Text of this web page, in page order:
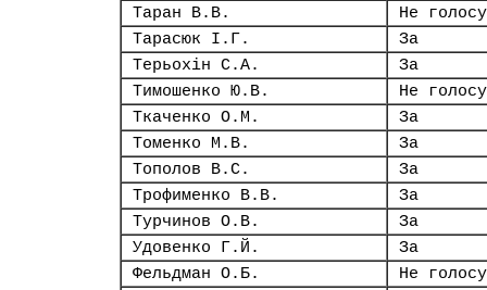
Таран В.В.
Не
Тарасюк І.Г.
За
Терьохін С.А.
За
Тимошенко Ю.В.
Не
Ткаченко О.М.
За
Томенко М.В.
За
Тополов В.С.
За
Трофименко В.В.
За
Турчинов О.В.
За
Удовенко Г.Й.
За
Фельдман О.Б.
Не